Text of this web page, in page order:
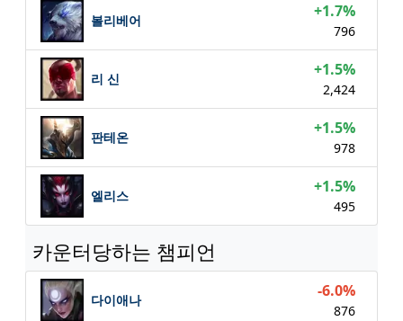
볼리베어 +1.7%
796
리 신 +1.5%
2,424
판테온 +1.5%
978
엘리스 +1.5%
495
카운터당하는 챔피언
다이애나 -6.0%
876